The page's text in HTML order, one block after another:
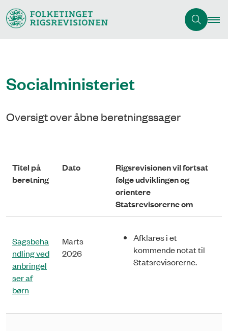
Socialministeriet
Oversigt over åbne beretningssager
Titel på
beretning
Dato
Rigsrevisionen vil fortsat
følge udviklingen og
orientere
Statsrevisorerne om
Sagsbeha
ndling ved
anbringel
ser af
børn
Marts
2026
Afklares i et
kommende notat til
Statsrevisorerne.